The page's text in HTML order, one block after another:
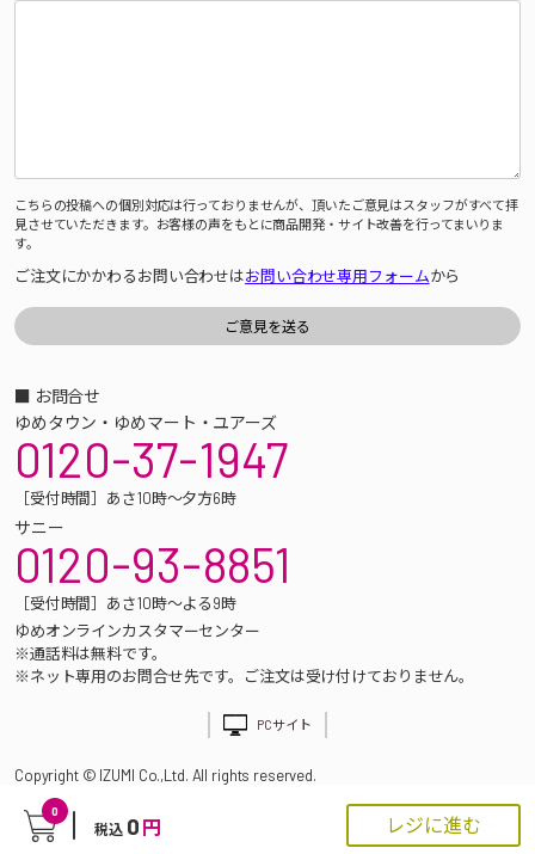
0
税込 0 円 レジに進む
こちらの投稿への個別対応は行っておりませんが、頂いたご意見はスタッフがすべて拝
見させていただきます。お客様の声をもとに商品開発・サイト改善を行ってまいりま
す。
ご注文にかかわるお問い合わせはお問い合わせ専用フォームから
■ お問合せ
ゆめタウン・ゆめマート・ユアーズ
0120-37-1947
［受付時間］あさ10時～夕方6時
サニー
0120-93-8851
［受付時間］あさ10時～よる9時
ゆめオンラインカスタマーセンター
※通話料は無料です。
※ネット専用のお問合せ先です。ご注文は受け付けておりません。
PCサイト
Copyright © IZUMI Co.,Ltd. All rights reserved.